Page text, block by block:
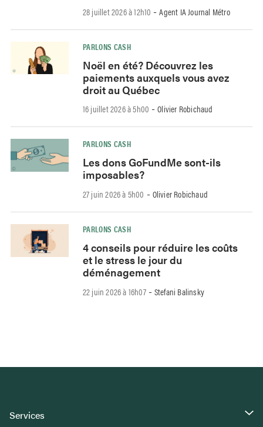
28 juillet 2026 à 12h10 -Agent IA Journal Métro
PARLONS CASH
Noël en été? Découvrez les
paiements auxquels vous avez
droit au Québec
16 juillet 2026 à 5h00 -Olivier Robichaud
PARLONS CASH
Les dons GoFundMe sont-ils
imposables?
27 juin 2026 à 5h00 -Olivier Robichaud
PARLONS CASH
4 conseils pour réduire les coûts
et le stress le jour du
déménagement
22 juin 2026 à 16h07-Stefani Balinsky
Services